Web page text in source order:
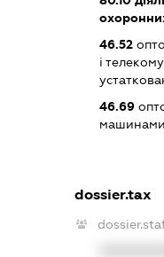
46.52
і
46.69
dossier.tax